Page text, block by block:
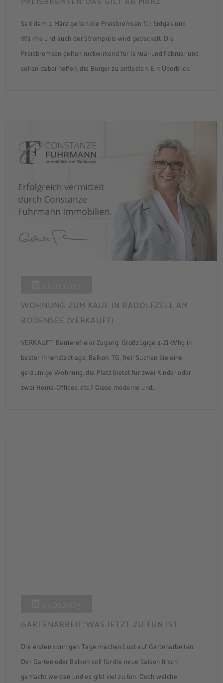
Seit dem 1. März gelten die Preisbremsen für Erdgas und
Wärme und auch der Strompreis wird gedeckelt. Die
Preisbremsen gelten rückwirkend für Januar und Februar und
sollen dabei helfen, die Bürger zu entlasten. Ein Überblick.
WOHNUNG ZUM KAUF IN RADOLFZELL AM
BODENSEE (VERKAUFT)
VERKAUFT: Barrierefreier Zugang: Großzügige 4-Zi-Whg in
bester Innenstadtlage, Balkon, TG, frei! Suchen Sie eine
geräumige Wohnung, die Platz bietet für zwei Kinder oder
zwei Home-Offices, etc.? Diese moderne und
GARTENARBEIT: WAS JETZT ZU TUN IST
Die ersten sonnigen Tage machen Lust auf Gartenarbeiten.
Der Garten oder Balkon soll für die neue Saison frisch
gemacht werden und es gibt viel zu tun. Doch welche